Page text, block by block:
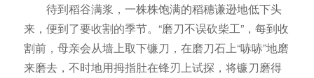
待到稻谷满浆，一株株饱满的稻穗谦逊地低下头
来，便到了要收割的季节。“磨刀不误砍柴工”，每到收
割前，母亲会从墙上取下镰刀，在磨刀石上“哧哧”地磨
来磨去，不时地用拇指肚在锋刃上试探，将镰刀磨得